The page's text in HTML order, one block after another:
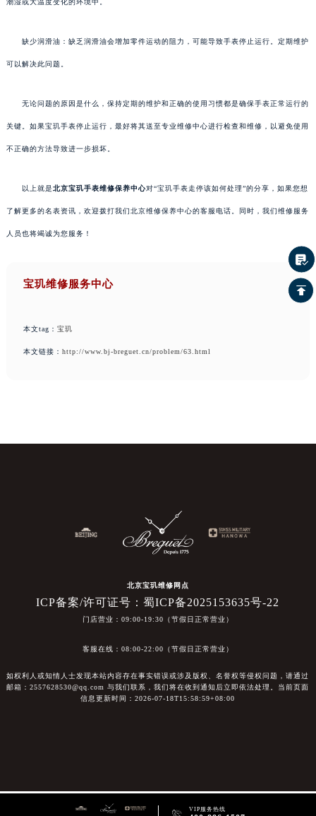
潮湿或大温度变化的环境中。
缺少润滑油：缺乏润滑油会增加零件运动的阻力，可能导致手表停止运行。定期维护
可以解决此问题。
无论问题的原因是什么，保持定期的维护和正确的使用习惯都是确保手表正常运行的
关键。如果宝玑手表停止运行，最好将其送至专业维修中心进行检查和维修，以避免使用
不正确的方法导致进一步损坏。
以上就是北京宝玑手表维修保养中心对“宝玑手表走停该如何处理”的分享，如果您想
了解更多的名表资讯，欢迎拨打我们北京维修保养中心的客服电话。同时，我们维修服务
人员也将竭诚为您服务！
宝玑维修服务中心
本文tag： 宝玑
本文链接： http://www.bj-breguet.cn/problem/63.html
北京宝玑维修网点
ICP备案/许可证号：蜀ICP备2025153635号-22
门店营业：09:00-19:30（节假日正常营业）
客服在线：08:00-22:00（节假日正常营业）
如权利人或知情人士发现本站内容存在事实错误或涉及版权、名誉权等侵权问题，请通过
邮箱：2557628530@qq.com 与我们联系，我们将在收到通知后立即依法处理。当前页面
信息更新时间：2026-07-18T15:58:59+08:00
VIP服务热线